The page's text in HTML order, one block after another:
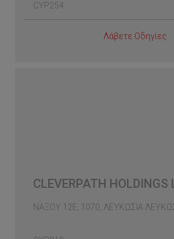
CYP254
Λάβετε Οδηγίες
CLEVERPATH HOLDINGS
ΝΑΞΟΥ 12Ε, 1070, ΛΕΥΚΩΣΙΑ